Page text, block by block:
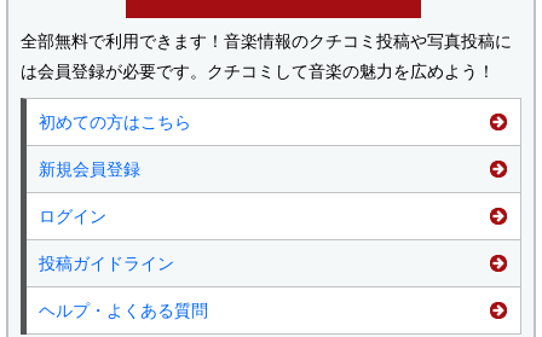
全部無料で利用できます！音楽情報のクチコミ投稿や写真投稿に
は会員登録が必要です。クチコミして音楽の魅力を広めよう！
初めての方はこちら
新規会員登録
ログイン
投稿ガイドライン
ヘルプ・よくある質問